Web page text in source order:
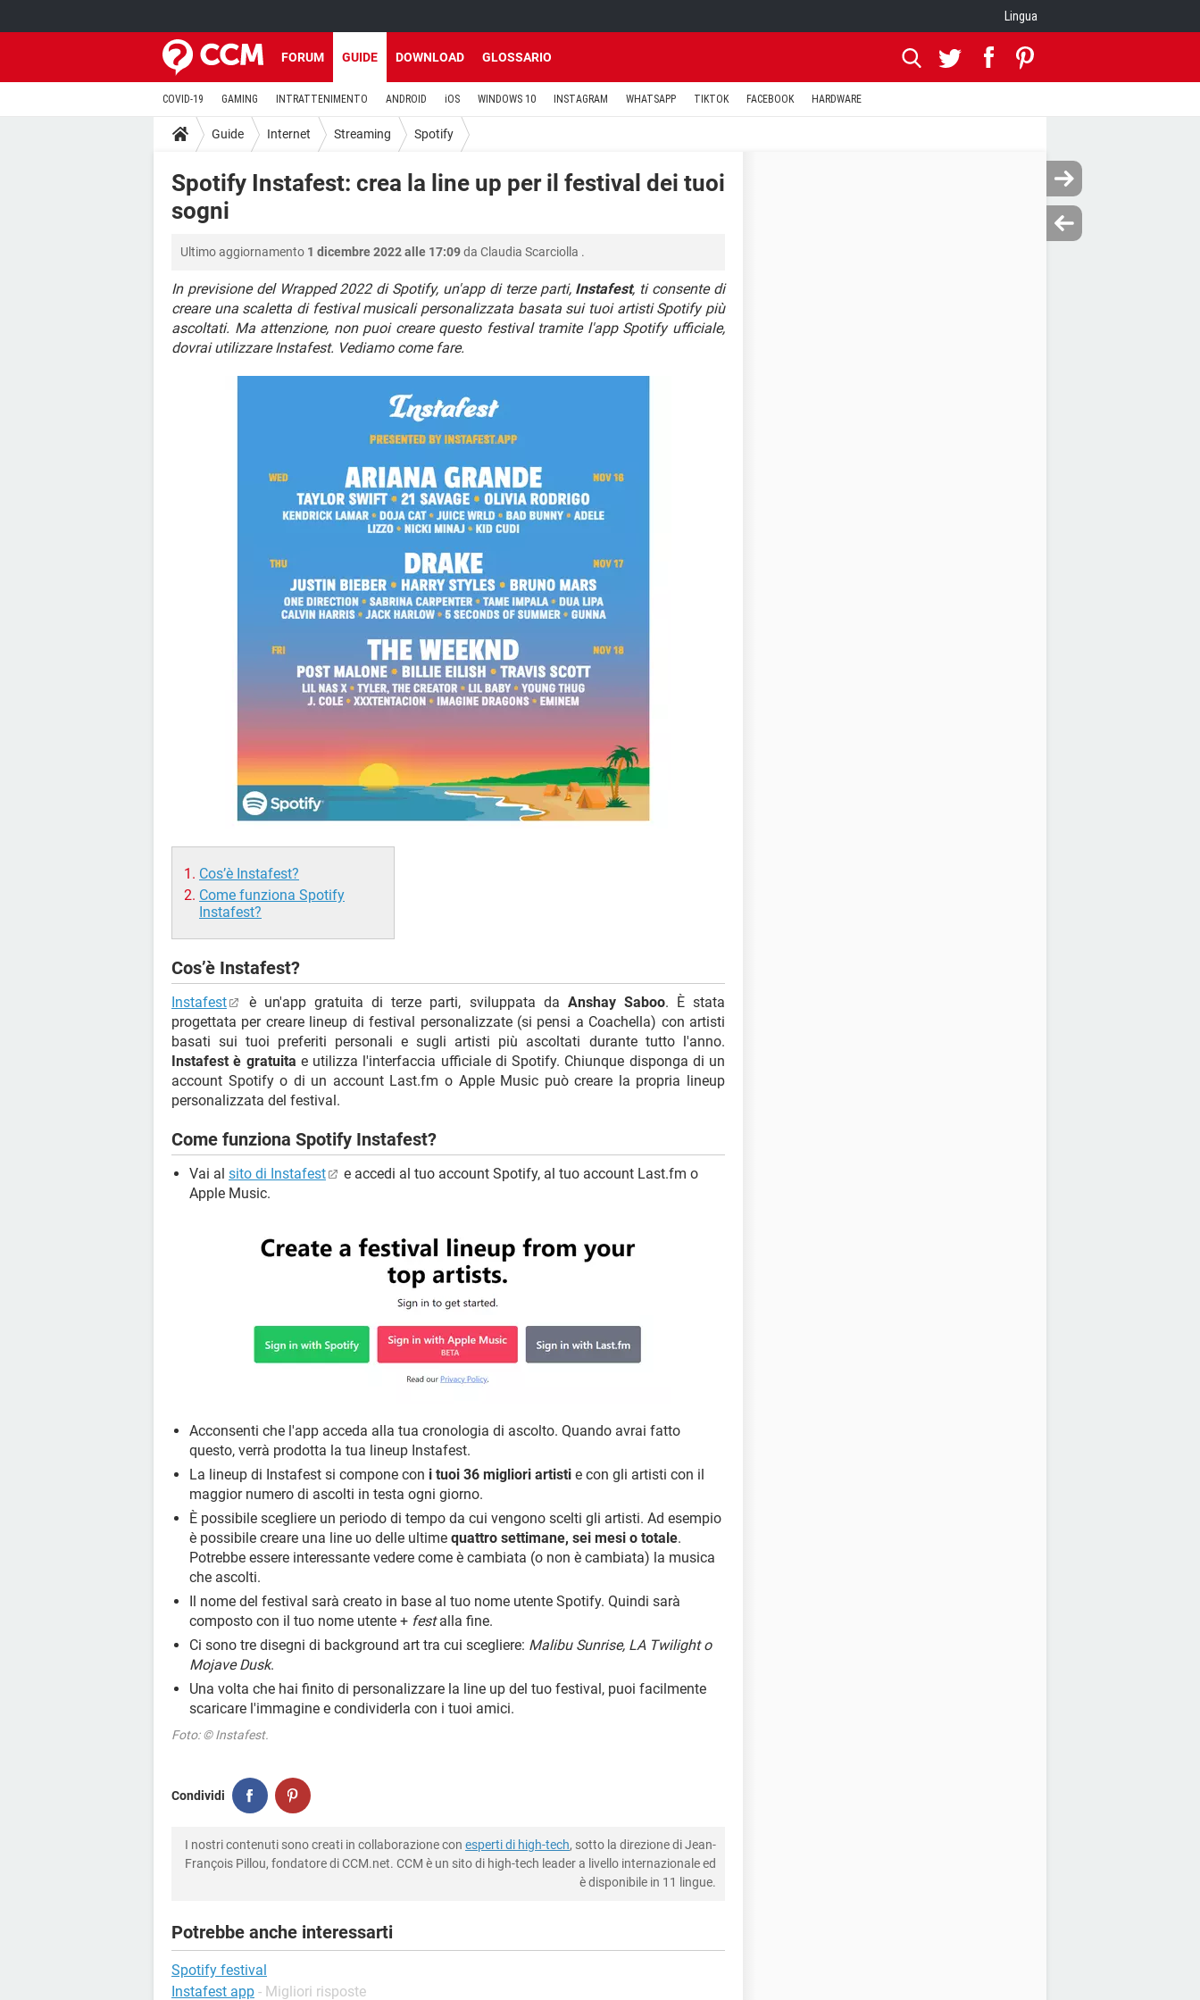
Lingua
FORUM GUIDE DOWNLOAD GLOSSARIO
COVID-19 GAMING INTRATTENIMENTO ANDROID iOS WINDOWS 10 INSTAGRAM WHATSAPP TIKTOK FACEBOOK HARDWARE
Guide Internet Streaming Spotify
Spotify Instafest: crea la line up per il festival dei tuoi
sogni
Ultimo aggiornamento 1 dicembre 2022 alle 17:09da Claudia Scarciolla .
In previsione del Wrapped 2022 di Spotify, un'app di terze parti, Instafest, ti consente di
creare una scaletta di festival musicali personalizzata basata sui tuoi artisti Spotify più
ascoltati. Ma attenzione, non puoi creare questo festival tramite l'app Spotify ufficiale,
dovrai utilizzare Instafest. Vediamo come fare.
Cos’è Instafest?
Come funziona Spotify
Instafest?
Cos’è Instafest?
Instafest è un'app gratuita di terze parti, sviluppata da Anshay Saboo. È stata
progettata per creare lineup di festival personalizzate (si pensi a Coachella) con artisti
basati sui tuoi preferiti personali e sugli artisti più ascoltati durante tutto l'anno.
Instafest è gratuita e utilizza l'interfaccia ufficiale di Spotify. Chiunque disponga di un
account Spotify o di un account Last.fm o Apple Music può creare la propria lineup
personalizzata del festival.
Come funziona Spotify Instafest?
Vai al sito di Instafest
e accedi al tuo account Spotify, al tuo account Last.fm o
Apple Music.
Acconsenti che l'app acceda alla tua cronologia di ascolto. Quando avrai fatto
questo, verrà prodotta la tua lineup Instafest.
La lineup di Instafest si compone con i tuoi 36 migliori artisti e con gli artisti con il
maggior numero di ascolti in testa ogni giorno.
È possibile scegliere un periodo di tempo da cui vengono scelti gli artisti. Ad esempio
è possibile creare una line uo delle ultime quattro settimane, sei mesi o totale.
Potrebbe essere interessante vedere come è cambiata (o non è cambiata) la musica
che ascolti.
Il nome del festival sarà creato in base al tuo nome utente Spotify. Quindi sarà
composto con il tuo nome utente + festalla fine.
Ci sono tre disegni di background art tra cui scegliere: Malibu Sunrise, LA Twilight o
Mojave Dusk.
Una volta che hai finito di personalizzare la line up del tuo festival, puoi facilmente
scaricare l'immagine e condividerla con i tuoi amici.
Foto: © Instafest.
Condividi
I nostri contenuti sono creati in collaborazione con esperti di high-tech, sotto la direzione di Jean-
François Pillou, fondatore di CCM.net. CCM è un sito di high-tech leader a livello internazionale ed
è disponibile in 11 lingue.
Potrebbe anche interessarti
Spotify festival
Instafest app - Migliori risposte